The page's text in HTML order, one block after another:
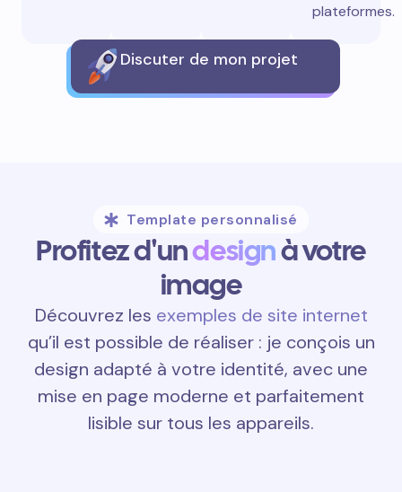
plateformes.
Discuter de mon projet
Template personnalisé
Profitez d'undesignà votre
image
Découvrez les exemples de site internet
qu’il est possible de réaliser : je conçois un
design adapté à votre identité, avec une
mise en page moderne et parfaitement
lisible sur tous les appareils.